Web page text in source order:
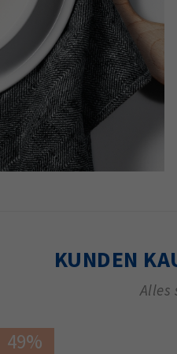
KUNDEN
Alles
49%